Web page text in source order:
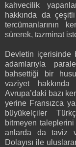
kahvecilik
hakkında da
tercümanlarının
sürerek, tazminat
Devletin içerisinde
adamlarıyla
bahsettiği bir
vaziyet
Avrupa’daki bazı
yerine Fransızca
büyükelçiler
bitmeyen taleplerini
anlarda da taviz
Dolayısı ile